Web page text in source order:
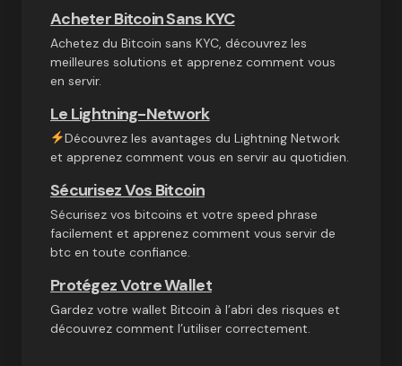
Acheter Bitcoin Sans KYC
Achetez du Bitcoin sans KYC, découvrez les
meilleures solutions et apprenez comment vous
en servir.
Le Lightning-Network
Découvrez les avantages du Lightning Network
et apprenez comment vous en servir au quotidien.
Sécurisez Vos Bitcoin
Sécurisez vos bitcoins et votre speed phrase
facilement et apprenez comment vous servir de
btc en toute confiance.
Protégez Votre Wallet
Gardez votre wallet Bitcoin à l’abri des risques et
découvrez comment l’utiliser correctement.